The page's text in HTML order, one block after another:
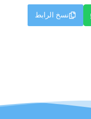
نسخ الرابط